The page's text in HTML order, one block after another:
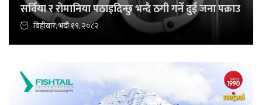
सर्विया र रोमानिया पठाइदिन्छु भन्दै ठगी गर्ने दुई जना पक्राउ
बिहीबार, भदौ १९, २०८२